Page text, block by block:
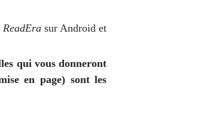
ReadEra sur Android et
qui vous donneront
en page) sont les